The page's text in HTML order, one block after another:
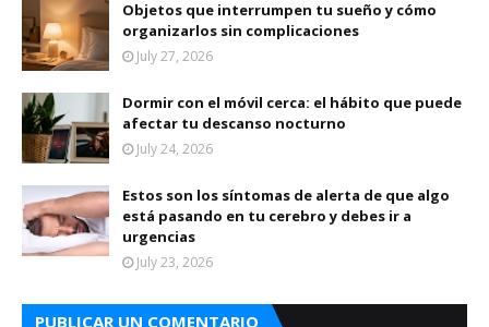
Objetos que interrumpen tu sueño y cómo
organizarlos sin complicaciones
July 27, 2026
Dormir con el móvil cerca: el hábito que puede
afectar tu descanso nocturno
July 24, 2026
Estos son los síntomas de alerta de que algo
está pasando en tu cerebro y debes ir a
urgencias
July 23, 2026
PUBLICAR UN COMENTARIO